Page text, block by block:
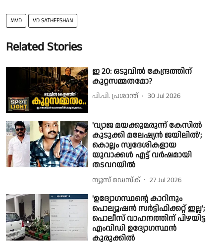
MVD VD SATHEESHAN
Related Stories
ഇ 20: ഒടുവിൽ കേന്ദ്രത്തിന്
കുറ്റസമ്മത​മോ?
പി.പി. പ്രശാന്ത് 30 Jul 2026
'വ്യാജ മയക്കുമരുന്ന് കേസിൽ
കുടുക്കി മലേഷ്യൻ ജയിലിൽ';
കൊല്ലം സ്വദേശികളായ
യുവാക്കൾ എട്ട് വർഷമായി
തടവറയിൽ
ന്യൂസ് ഡെസ്ക് 27 Jul 2026
'ഉദ്യോഗസ്ഥൻ്റെ കാറിനും
പൊല്യൂഷൻ സർട്ടിഫിക്കറ്റ് ഇല്ല';
പൊലീസ് വാഹനത്തിന് പിഴയിട്ട
എംവിഡി ഉദ്യോഗസ്ഥൻ
കുരുക്കിൽ